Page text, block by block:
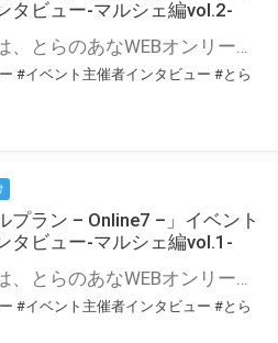
タビュー-マルシェ編vol.2-
こんにちは、とらのあなWEBオンリー運営スタッフです。 新たにお届けする、イベント主催者インタビュー-マルシェ編-は、 とらのあなWEBオンリー「マルシェ」をご利用の主催様に 「マルシェ」を使ってイベントを開催した感想や心がけをお聞きする企画です。 今回は、WEBオンリー初開催「駄菓子と唐揚げ、きみの青」より、 主催のぎこ六屋様にお話を伺いました。 協力：ぎこ六屋様／イベント公式Twitter（@krkgwks） とらのあなWEBオンリー「マルシェ」とは？ WEBオンリーでリアルタイムでコミュニケーションがとれるオンライン会場です。
#イベント主催者インタビュー #とら
プラン – Online7 –」イベント
タビュー-マルシェ編vol.1-
こんにちは、とらのあなWEBオンリー運営スタッフです。 新たにお届けする、イベント主催者インタビュー-マルシェ編-は、 とらのあなWEBオンリー「マルシェ」をご利用した主催様に 「マルシェ」を使って開催した感想や心がけをお聞きする企画です。 今回は、WEBオンリー開催7回目迎えた「マレシルプラン – Online7 –」より、 主催の玉川うた様にお話を伺いました。 ▼マレシルプランのインタビュー前回記事 「イベント主催者インタビュー vol.6」はこちら 協力：玉川うた様（マレシルプラン実行委員会 代表）／イベント公式Twitter（@mallesil_plan） とらのあなWEBオンリー「マルシェ」とは？ WEBオンリーでリアルタイムでコミュニケーションがとれるオンライン会場です。
#イベント主催者インタビュー #とら